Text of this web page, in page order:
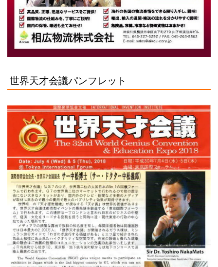
世界天才会議パンフレット